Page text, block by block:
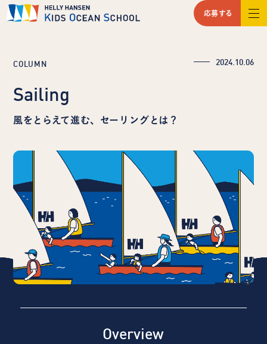
応募する
COLUMN 2024.10.06
Sailing
風をとらえて進む、セーリングとは？
Overview